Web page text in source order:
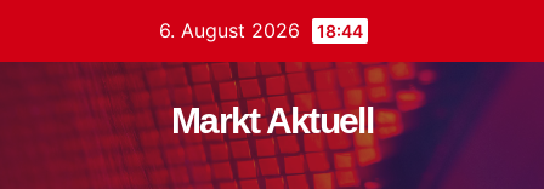
springen
6. August 2026 18:44
Markt Aktuell